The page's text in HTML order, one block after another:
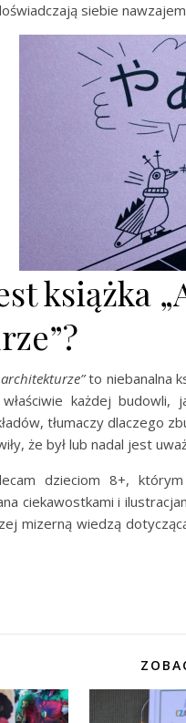
siebie
książka
to niebanalna
każdej budowli,
tłumaczy dlaczego
że był lub nadal jest
dzieciom 8+,
ciekawostkami i
mizerną wiedzą